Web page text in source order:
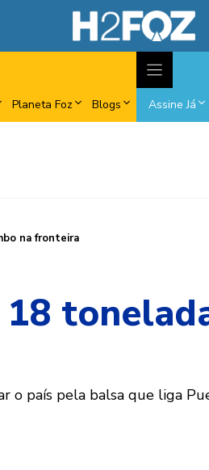
Planeta Foz Blogs Assine Já
na fronteira
o país pela balsa que liga